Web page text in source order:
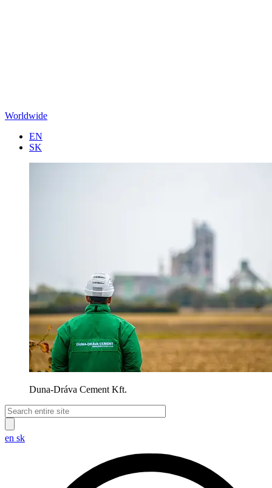
Worldwide
EN
SK
Duna-Dráva Cement Kft.
en sk